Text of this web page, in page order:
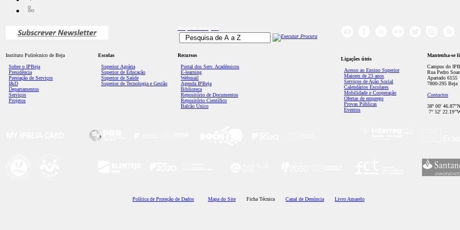
Instituto Politécnico de Beja
Sobre o IPBeja
Presidência
Prestação de Serviços
I&D
Departamentos
Serviços
Projetos
Escolas
Superior Agrária
Superior de Educação
Superior de Saúde
Superior de Tecnologia e Gestão
Recursos
Portal dos Serv. Académicos
E-learning
Webmail
Agenda IPBeja
Biblioteca
Repositório de Documentos
Repositório Científico
Balcão Único
Ligações úteis
Acesso ao Ensino Superior
Maiores de 23 anos
Serviços de Ação Social
Calendários Escolares
Mobilidade e Cooperação
Ofertas de emprego
Provas Públicas
Eventos
Mantenha-se
Campus do
Rua Pedro
Apartado 6155
7800-295 Beja
Contactos
38º 00' 46.87''N
7° 52'
Política de Proteção de Dados Mapa do Site Ficha Técnica Canal de Denúncia Livro Amarelo